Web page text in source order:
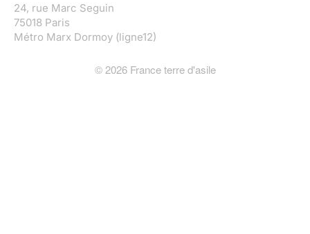
24, rue Marc Seguin
75018 Paris
Métro Marx Dormoy (ligne12)
© 2026France terre d'asile